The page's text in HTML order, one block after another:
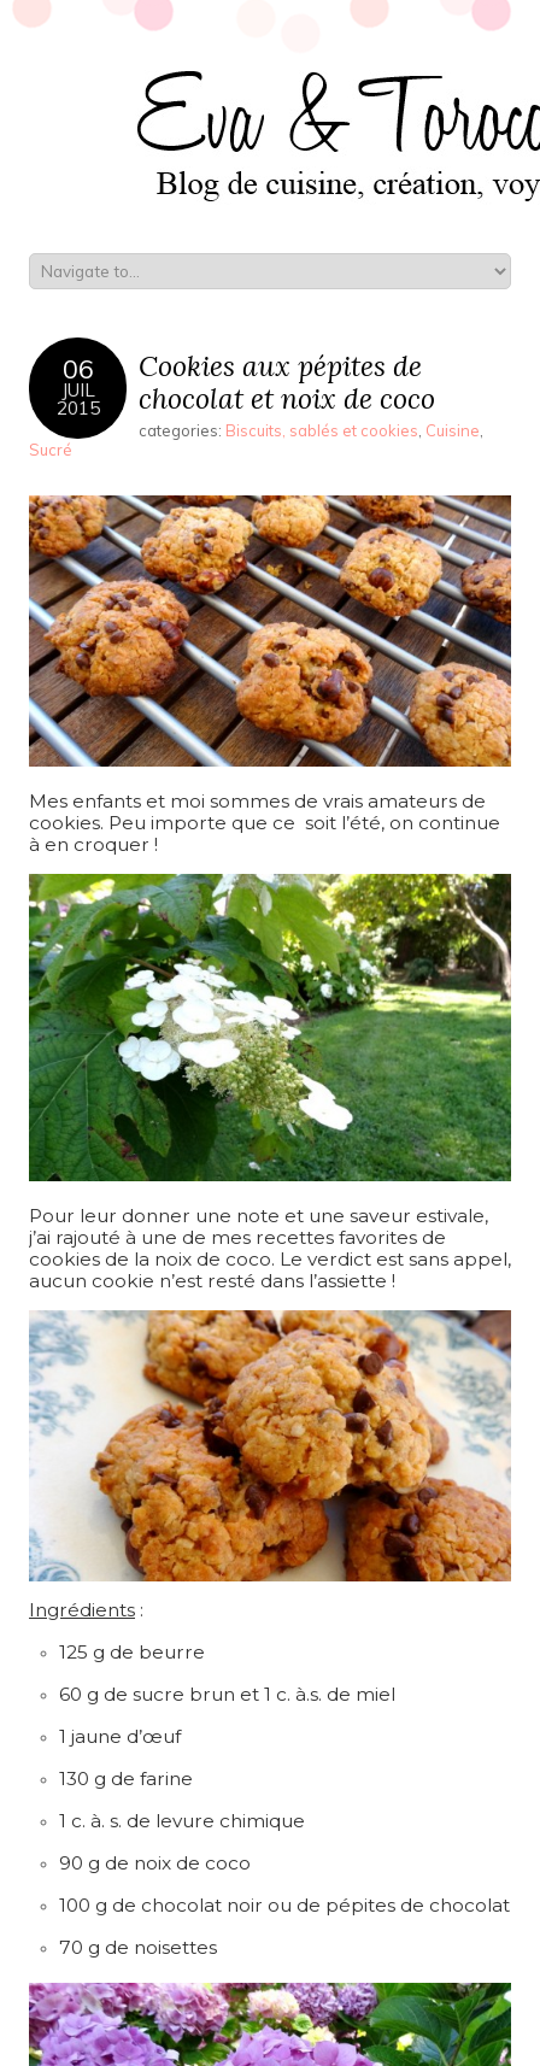
06
JUIL
2015
Cookies aux pépites de
chocolat et noix de coco
categories: Biscuits, sablés et cookies Cuisine
Sucré
Mes enfants et moi sommes de vrais amateurs de
cookies. Peu importe que ce soit l’été, on continue
à en croquer !
Pour leur donner une note et une saveur estivale,
j’ai rajouté à une de mes recettes favorites de
cookies de la noix de coco. Le verdict est sans appel,
aucun cookie n’est resté dans l’assiette !
Ingrédients :
125 g de beurre
60 g de sucre brun et 1 c. à.s. de miel
1 jaune d’œuf
130 g de farine
1 c. à. s. de levure chimique
90 g de noix de coco
100 g de chocolat noir ou de pépites de chocolat
70 g de noisettes